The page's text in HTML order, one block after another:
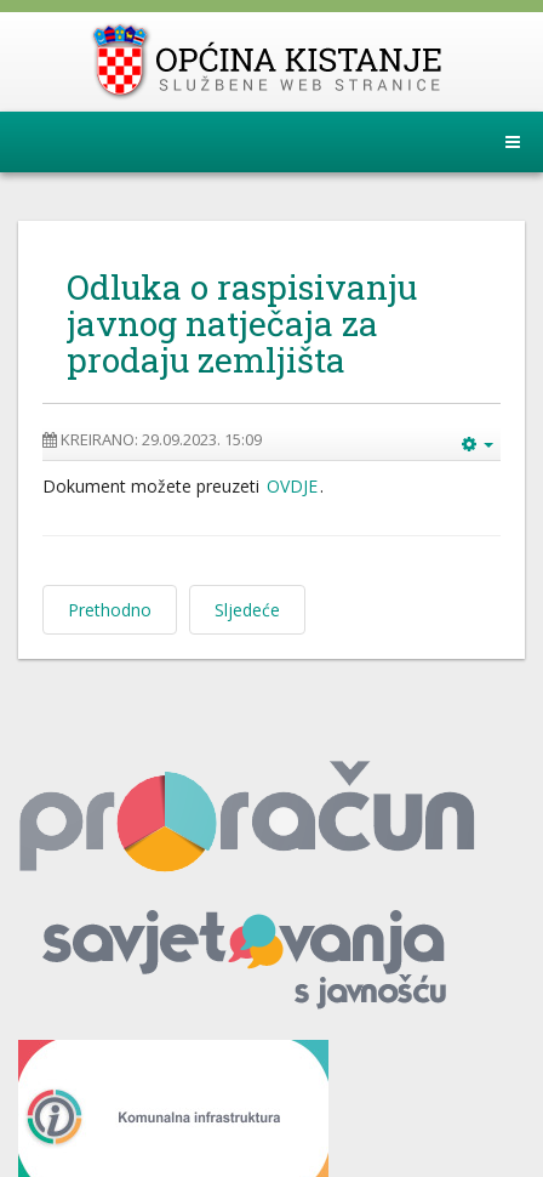
Odluka o raspisivanju
javnog natječaja za
prodaju zemljišta
KREIRANO: 29.09.2023. 15:09
Dokument možete preuzeti OVDJE.
Prethodno Sljedeće